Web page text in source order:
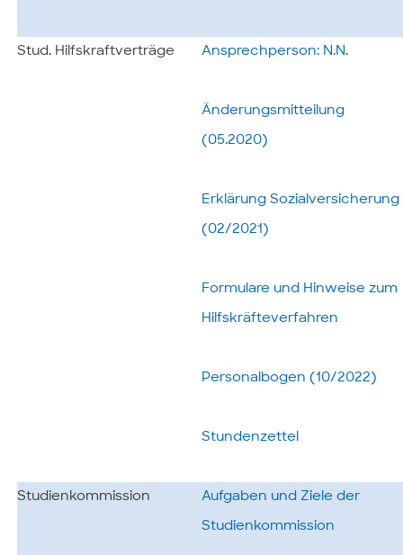
Stud. Hilfskraftverträge Ansprechperson: N.N.
Änderungsmitteilung
(05.2020)
Erklärung Sozialversicherung
(02/2021)
Formulare und Hinweise zum
Hilfskräfteverfahren
Personalbogen (10/2022)
Stundenzettel
Studienkommission Aufgaben und Ziele der
Studienkommission